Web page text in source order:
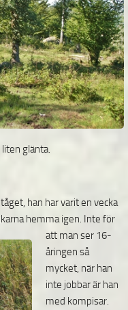
glänta.
han har varit en vecka
hemma igen. Inte för
att man ser 16-
åringen så
mycket, när han
inte jobbar är han
med kompisar.